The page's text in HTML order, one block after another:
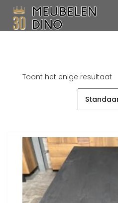
Toont het enige resultaat